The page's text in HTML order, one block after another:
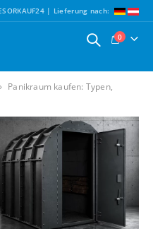
| Lieferung nach:
0
Panikraum kaufen: Typen,